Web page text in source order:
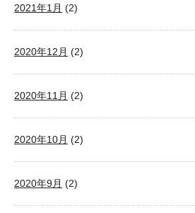
2021年1月 (2)
2020年12月 (2)
2020年11月 (2)
2020年10月 (2)
2020年9月 (2)